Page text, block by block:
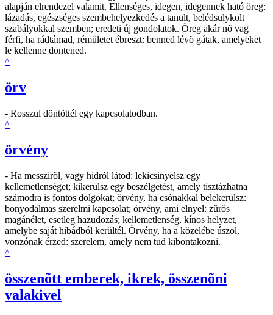
alapján elrendezel valamit. Ellenséges, idegen, idegennek ható öreg:
lázadás, egészséges szembehelyezkedés a tanult, belédsulykolt
szabályokkal szemben; eredeti új gondolatok. Öreg akár nõ vag
férfi, ha rádtámad, rémületet ébreszt: benned lévõ gátak, amelyeket
le kellenne döntened.
^
örv
- Rosszul döntöttél egy kapcsolatodban.
^
örvény
- Ha messzirõl, vagy hídról látod: lekicsinyelsz egy
kellemetlenséget; kikerülsz egy beszélgetést, amely tisztázhatna
számodra is fontos dolgokat; örvény, ha csónakkal belekerülsz:
bonyodalmas szerelmi kapcsolat; örvény, ami elnyel: zûrös
magánélet, esetleg hazudozás; kellemetlenség, kínos helyzet,
amelybe saját hibádból kerültél. Örvény, ha a közelébe úszol,
vonzónak érzed: szerelem, amely nem tud kibontakozni.
^
összenõtt emberek, ikrek, összenõni
valakivel